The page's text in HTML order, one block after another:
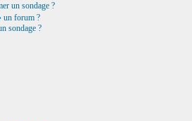
un sondage ?
forum ?
sondage ?